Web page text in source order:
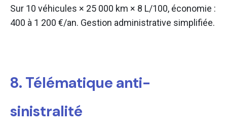
Sur 10 véhicules × 25 000 km × 8 L/100, économie :
400 à 1 200 €/an. Gestion administrative simplifiée.
8. Télématique anti-
sinistralité